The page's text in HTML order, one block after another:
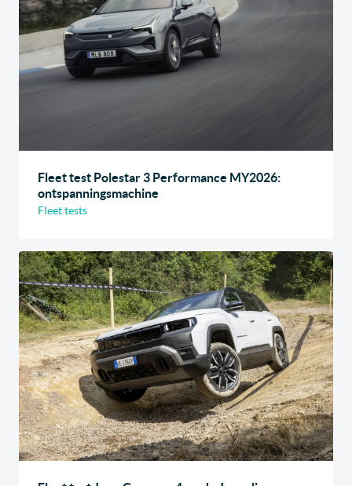
Fleet test Polestar 3 Performance MY2026:
ontspanningsmachine
Fleet tests